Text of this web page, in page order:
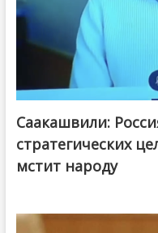
Саакашвили:
стратегических
мстит народу